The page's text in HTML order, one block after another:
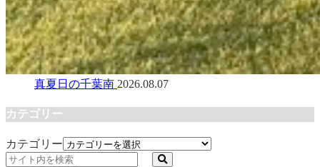
真夏日の千葉南 2026.08.07
カテゴリー
カテゴリー